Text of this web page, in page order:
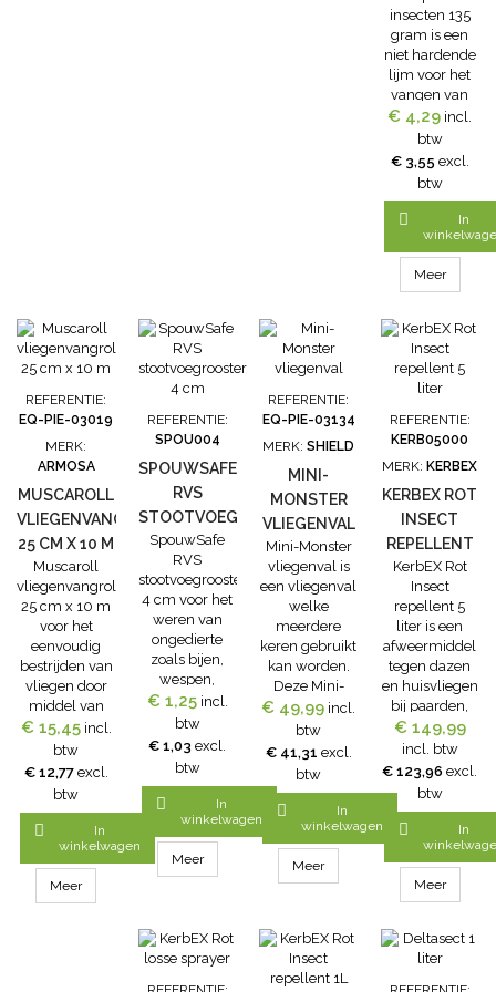
insecten 135
gram is een
niet hardende
lijm voor het
vangen van
vliegen,
insecten,
muizen en
ratten. De clac
lijm tegen
kruipende
insecten is
uitermate
geschikt voor
gebruik in
plaatsen waar
zich
bevinden en
dus de
perfecte
oplossing daar
waar het
gebruik van
giftige lokazen
zich mee...
€ 4,29 incl.
btw
€ 3,55 excl.
btw

In
Meer
REFERENTIE:
EQ-PIE-03019
MERK:
ARMOSA
MUSCAROLL
VLIEGENVANGROL
25 CM X 10 M
Muscaroll
vliegenvangrol
25 cm x 10 m
voor het
eenvoudig
bestrijden van
vliegen door
middel van
een
vliegenplakrol.
Deze kleverige
val tegen
vliegen maakt
continue
bewaking van
insectenpopulaties
in gebouwen
mogelijk.
€ 15,45 incl.
btw
€ 12,77 excl.
btw

In
winkelwagen
Meer
REFERENTIE:
SPOU004
SPOUWSAFE
RVS
STOOTVOEGROOSTER
4 CM
SpouwSafe
RVS
stootvoegrooster
4 cm voor het
weren van
ongedierte
zoals bijen,
wespen,
hommels,
muizen en
ratten uit de
spouwmuur.
Het
SpouwSafe
RVS
stootvoegrooster
is universeel
en past in elke
een speciaal
ontwikkeld
€ 1,25 incl.
btw
€ 1,03 excl.
btw

In
winkelwagen
Meer
REFERENTIE:
EQ-PIE-03134
MERK:SHIELD
MINI-
MONSTER
VLIEGENVAL
Mini-Monster
vliegenval is
een vliegenval
welke
meerdere
keren gebruikt
kan worden.
Deze Mini-
Monster
vliegenval is
ideaal voor
huiselijk
gebruik. Grote
vliegenval
(afmetingen H
35 cm, D 23
cm) geleverd
met 125g
trechter
principe,
lokaas
€ 49,99 incl.
btw
€ 41,31 excl.
btw

In
winkelwagen
Meer
REFERENTIE:
KERB05000
MERK:KERBEX
KERBEX ROT
INSECT
REPELLENT
5 LITER
KerbEX Rot
Insect
repellent 5
liter is een
afweermiddel
tegen dazen
en huisvliegen
bij paarden,
dat tot stand is
gekomen na
jarenlang
onderzoek en
samenwerking
met
paardenhouders.
Kenmerkend
van KerbEX
en langdurig
afstotende
werking en
€ 149,99
incl. btw
€ 123,96 excl.
btw

In
Meer